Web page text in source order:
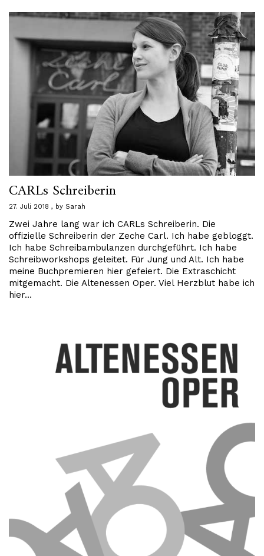
CARLs Schreiberin
27. Juli 2018 by Sarah
Zwei Jahre lang war ich CARLs Schreiberin. Die
offizielle Schreiberin der Zeche Carl. Ich habe gebloggt.
Ich habe Schreibambulanzen durchgeführt. Ich habe
Schreibworkshops geleitet. Für Jung und Alt. Ich habe
meine Buchpremieren hier gefeiert. Die Extraschicht
mitgemacht. Die Altenessen Oper. Viel Herzblut habe ich
hier…